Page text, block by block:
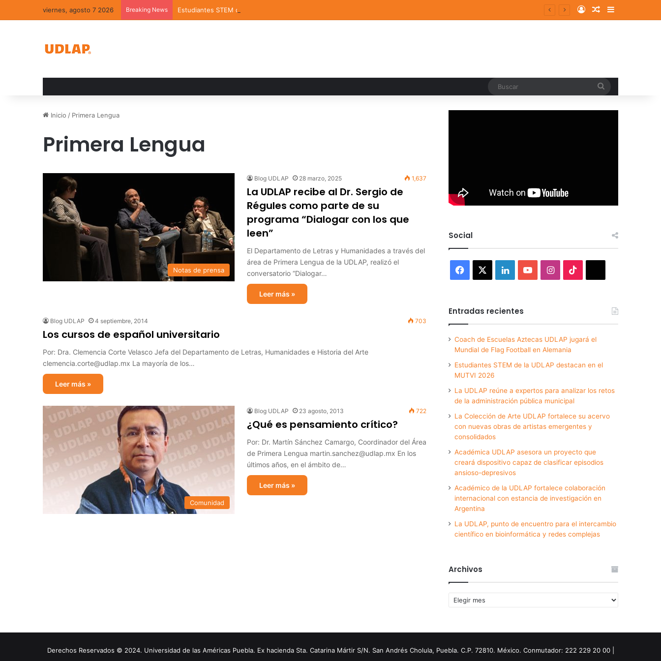
viernes, agosto 7 2026 Breaking News Estudiantes STEM de la UDLAP destacan en el MUTVI 2026 Log InRandom Article
Sidebar
Inicio / Primera Lengua
Primera Lengua
Notas de prensa
Blog UDLAP 28 marzo, 2025 1,637
La UDLAP recibe al Dr. Sergio de
Régules como parte de su
programa “Dialogar con los que
leen”
El Departamento de Letras y Humanidades a través del
área de Primera Lengua de la UDLAP, realizó el
conversatorio “Dialogar…
Leer más »
Blog UDLAP 4 septiembre, 2014 703
Los cursos de español universitario
Por: Dra. Clemencia Corte Velasco Jefa del Departamento de Letras, Humanidades e Historia del Arte
clemencia.corte@udlap.mx La mayoría de los…
Leer más »
Comunidad
Blog UDLAP 23 agosto, 2013 722
¿Qué es pensamiento crítico?
Por: Dr. Martín Sánchez Camargo, Coordinador del Área
de Primera Lengua martin.sanchez@udlap.mx En los
últimos años, en el ámbito de…
Leer más »
Social
Facebook LinkedInYouTubeInstagram
Entradas recientes
Coach de Escuelas Aztecas UDLAP jugará el
Mundial de Flag Football en Alemania
Estudiantes STEM de la UDLAP destacan en el
MUTVI 2026
La UDLAP reúne a expertos para analizar los retos
de la administración pública municipal
La Colección de Arte UDLAP fortalece su acervo
con nuevas obras de artistas emergentes y
consolidados
Académica UDLAP asesora un proyecto que
creará dispositivo capaz de clasificar episodios
ansioso-depresivos
Académico de la UDLAP fortalece colaboración
internacional con estancia de investigación en
Argentina
La UDLAP, punto de encuentro para el intercambio
científico en bioinformática y redes complejas
Archivos
Archivos
Derechos Reservados © 2024. Universidad de las Américas Puebla. Ex hacienda Sta. Catarina Mártir S/N. San Andrés Cholula, Puebla. C.P. 72810. México. Conmutador: 222 229 20 00 |